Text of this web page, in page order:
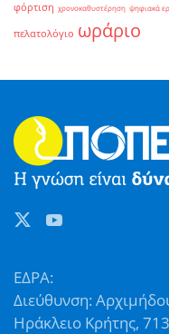
φόρτιση χρονοκαθυστέρηση ψηφιακά
πελατολόγιο ωράριο
ΕΔΡΑ:
Διεύθυνση:
Ηράκλειο Κρήτης,